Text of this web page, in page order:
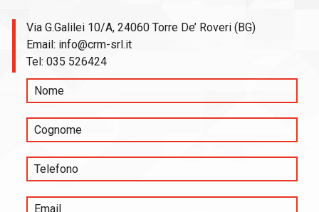
Via G.Galilei 10/A, 24060 Torre De’ Roveri (BG)
Email: info@crm-srl.it
Tel:035 526424